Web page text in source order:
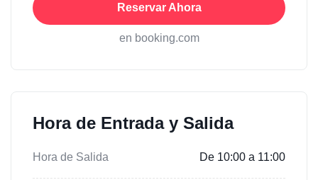
Reservar Ahora
en booking.com
Hora de Entrada y Salida
Hora de Salida De 10:00 a 11:00